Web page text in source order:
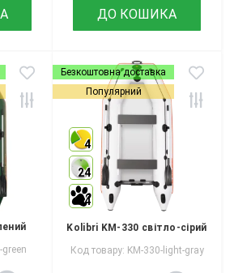
ДО КОШИКА
Безкоштовна доставка
Популярний
4
24
4
Kolibri KM-330 світло-сірий
Код товару: KM-330-light-gray